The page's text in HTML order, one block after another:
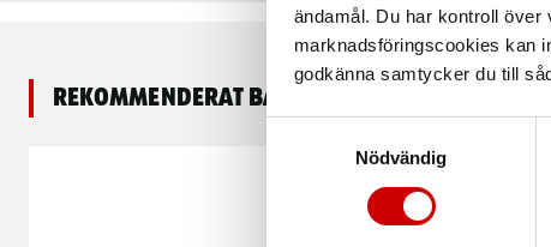
ändamål. Du har kontroll
marknadsföringscookies kan
godkänna samtycker du till
Nödvändig
Rekommenderat baserat på vald produkt